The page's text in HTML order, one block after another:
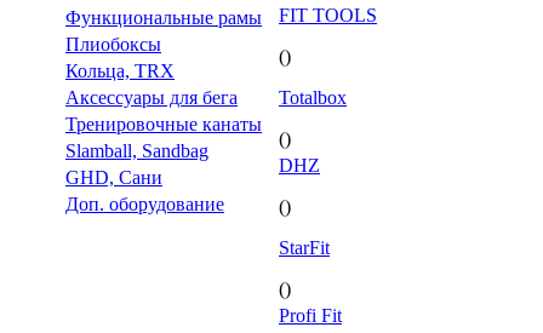
Функциональные рамы
Плиобоксы
Кольца, TRX
Аксессуары для бега
Тренировочные канаты
Slamball, Sandbag
GHD, Сани
Доп. оборудование
FIT TOOLS
()
Totalbox
()
DHZ
()
StarFit
()
Profi Fit